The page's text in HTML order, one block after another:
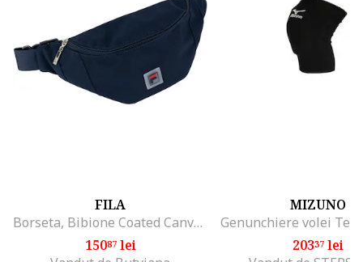
FILA
Borseta, Bibione Coated Canvas Mini Waist Bag FBK0002, Bleumarin
15087lei
MIZUNO
20337lei